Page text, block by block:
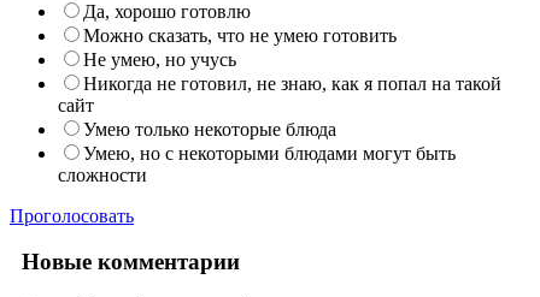
Да, хорошо готовлю
Можно сказать, что не умею готовить
Не умею, но учусь
Никогда не готовил, не знаю, как я попал на такой
сайт
Умею только некоторые блюда
Умею, но с некоторыми блюдами могут быть
сложности
Проголосовать
Новые комментарии